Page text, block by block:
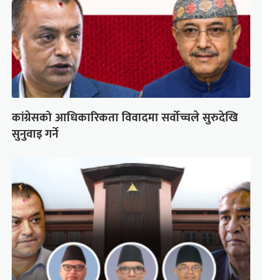
कांग्रेसको आधिकारिकता विवादमा सर्वोच्चले सुरुदेखि
सुनुवाइ गर्ने